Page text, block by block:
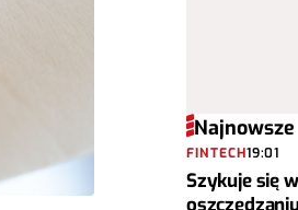
Najnowsze
FINTECH19:01
Szykuje się